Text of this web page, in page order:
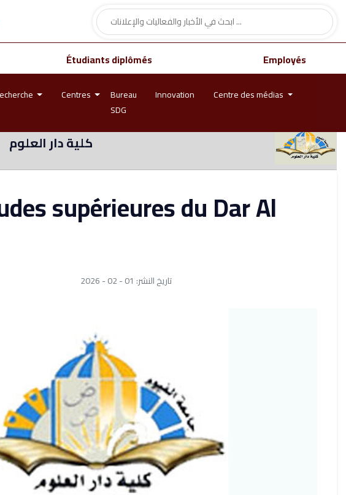
Étudiants diplômés Employés
Centres
Bureau
SDG
Innovation Centre des médias
كلية دار العلوم
supérieures du Dar Al
تاريخ النشر: 01 - 02 - 2026